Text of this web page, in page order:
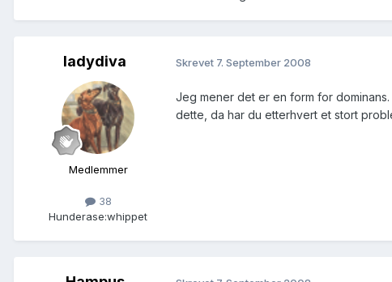
ladydiva
Medlemmer
38
Hunderase:whippet
Skrevet 7. September 2008
Jeg mener det er en form for
dette, da har du etterhvert et stort